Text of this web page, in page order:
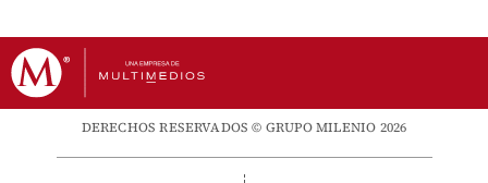
DERECHOS RESERVADOS © GRUPO MILENIO 2026